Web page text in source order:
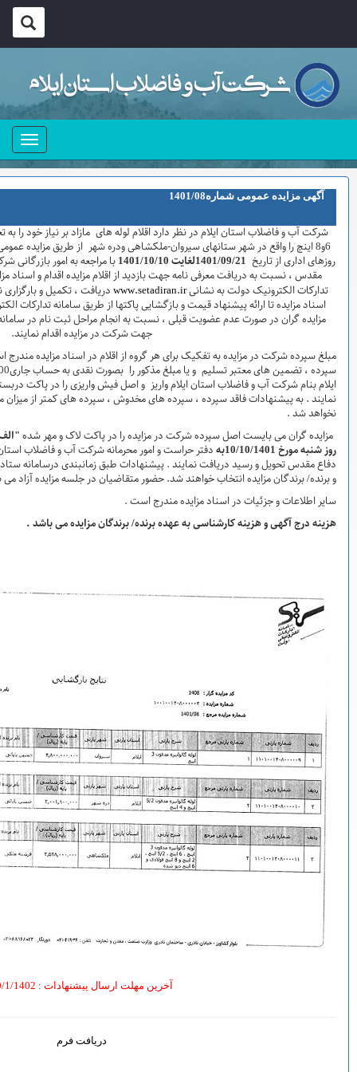
شرکت آب و فاضلاب استان ایلام در نظر دارد اقلام لوله های مازاد بر نیاز خود را به تعداد 9گروه شامل لوله گالوانیزه 5/2، 3، 4،
ملکشاهی ودره شهر از طریق مزایده عمومی به فروش برساند ، متقاضیان می توانند در
10
/1401 با مراجعه به امور بازرگانی شرکت به نشانی ایلام-بلوار دانشجو- میدان دفاع
از اقلام مزایده اقدام و اسناد مزایده را در مهلت ذکر شده از طریق سامانه
دریافت ، تکمیل و بارگزاری نمایند . ضمناً کلیه مراحل مزایده از دریافت
پاکتها از طریق سامانه تدارکات الکترونیک دولت انجام خواهد شد و لازم است
به انجام مراحل ثبت نام در سامانه مذکور و دریافت گواهی امضا الکترونیکی
گروه از اقلام در اسناد مزایده مندرج است و مزایده گران مکلفند معادل مبلغ
سپرده ، تضمین های معتبر تسلیم و یا مبلغ مذکور را بصورت نقدی به حساب جاری010343383000 نزد بانک ملی شعبه شادآباد
واریز و اصل فیش واریزی را در پاکت دربسته گذاشته و در موعد مقرر به شرکت تحویل
های مخدوش ، سپرده های کمتر از میزان مقرر ، چک شخصی و نظایر آن ترتیب اثر داده
مزایده را در پاکت لاک و مهر شده"الف"گذاشته و حداکثر تا پایان وقت اداری
امور محرمانه شرکت آب و فاضلاب استان ایلام به نشانی ایلام-بلوار دانشجو- میدان
طبق زمانبندی درسامانه ستاددر محل شرکت آبفای استان ایلام بازگشایی
حضور متقاضیان در جلسه مزایده آزاد می باشد .
است .
برنده/ برندگان مزایده می باشد .